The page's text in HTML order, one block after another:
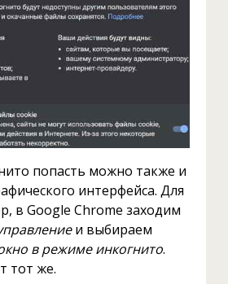
попасть можно также и
интерфейса. Для
в Google Chrome заходим
и выбираем
в режиме инкогнито.
тот же.